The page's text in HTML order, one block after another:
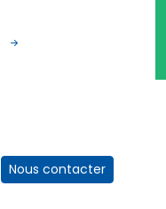
Nous contacter